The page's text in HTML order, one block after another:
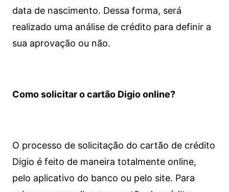
data de nascimento. Dessa forma, será
realizado uma análise de crédito para definir a
sua aprovação ou não.
Como solicitar o cartão Digio online?
O processo de solicitação do cartão de crédito
Digio é feito de maneira totalmente online,
pelo aplicativo do banco ou pelo site. Para